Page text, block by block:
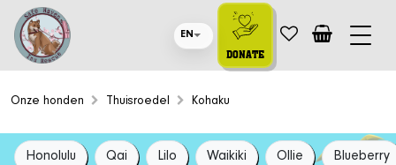
EN
DONATE
Onze honden Thuisroedel Kohaku
Honolulu Qai Lilo Waikiki Ollie Blueberry